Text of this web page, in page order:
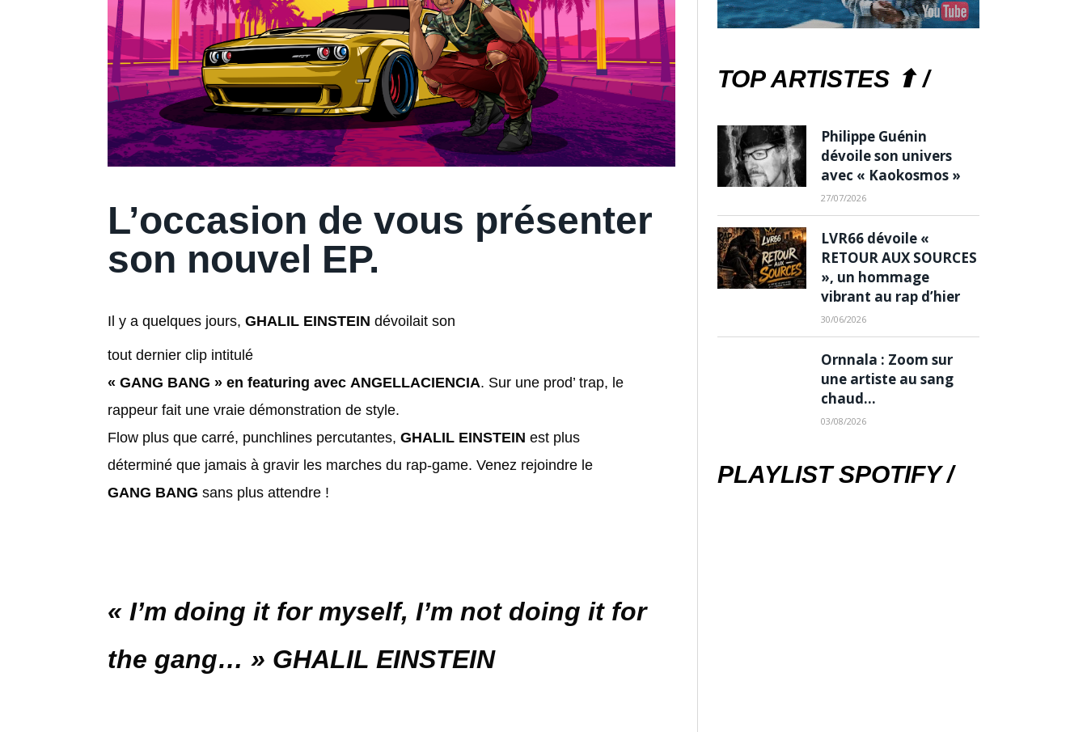
L’occasion de vous présenter
son nouvel EP.
Il y a quelques jours, GHALIL EINSTEIN dévoilait son
tout dernier clip intitulé
« GANG BANG » en featuring avec ANGELLACIENCIA. Sur une prod’ trap, le
rappeur fait une vraie démonstration de style.
Flow plus que carré, punchlines percutantes, GHALIL EINSTEIN est plus
déterminé que jamais à gravir les marches du rap-game. Venez rejoindre le
GANG BANG sans plus attendre !
« I’m doing it for myself, I’m not doing it for
the gang… » GHALIL EINSTEIN
TOP ARTISTES ⬆ /
Philippe Guénin
dévoile son univers
avec « Kaokosmos »
27/07/2026
LVR66 dévoile «
RETOUR AUX SOURCES
», un hommage
vibrant au rap d’hier
30/06/2026
Ornnala : Zoom sur
une artiste au sang
chaud…
03/08/2026
PLAYLIST SPOTIFY /